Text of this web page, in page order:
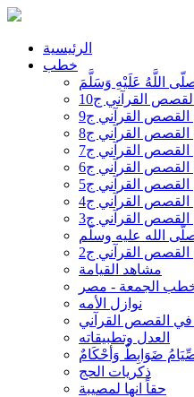
الرئيسية
خطب
اللَّهُ عَلَيْهِ وَسَلَّمَ
القرآني ج10
القصص القرآني ج9
القصص القرآني ج8
القصص القرآني ج7
القصص القرآني ج6
القصص القرآني ج5
القصص القرآني ج4
القصص القرآني ج3
الله عليه وسلّم
القصص القرآني ج2
مشاهد القيامة
الجمعة - مصر
نوازل الأمه
في القصص القرآني
العدل وتطبيقاته
ضَوَابِطٌ وَأحْكَامٌ
ذكريات الحج
حقاً انها لمصيبة